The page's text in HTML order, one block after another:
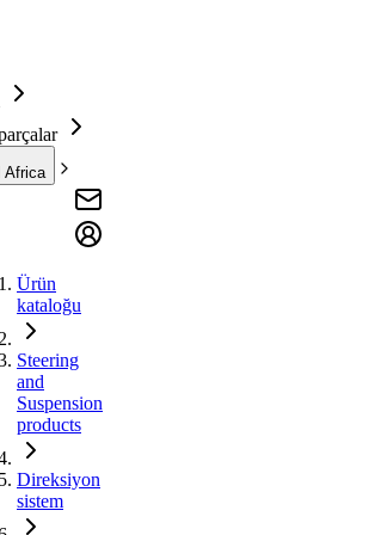
Africa
Ürün
kataloğu
Steering
and
Suspension
products
Direksiyon
sistem